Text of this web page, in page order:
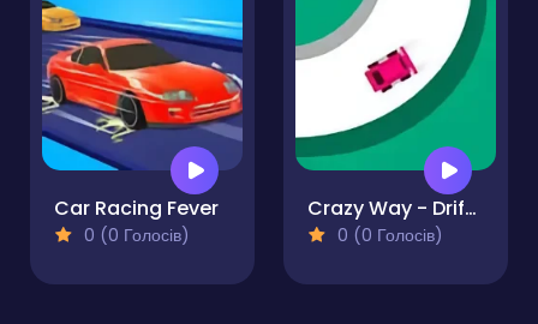
Car Racing Fever
0 (0 Голосів)
Crazy Way - Drifting
0 (0 Голосів)